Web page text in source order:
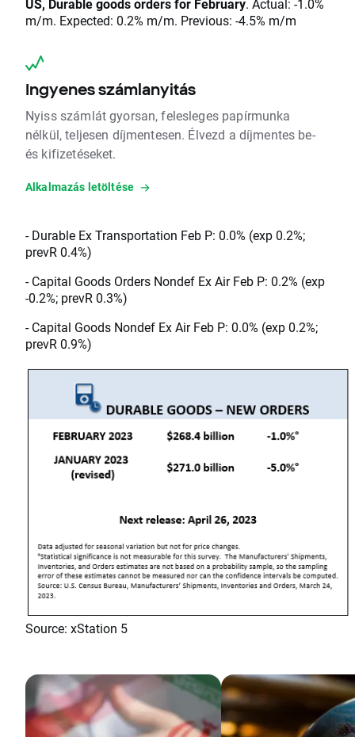
US, Durable goods orders for February. Actual: -1.0%
m/m. Expected: 0.2% m/m. Previous: -4.5% m/m
Ingyenes számlanyitás
Nyiss számlát gyorsan, felesleges papírmunka
nélkül, teljesen díjmentesen. Élvezd a díjmentes be-
és kifizetéseket.
Alkalmazás letöltése
- Durable Ex Transportation Feb P: 0.0% (exp 0.2%;
prevR 0.4%)
- Capital Goods Orders Nondef Ex Air Feb P: 0.2% (exp
-0.2%; prevR 0.3%)
- Capital Goods Nondef Ex Air Feb P: 0.0% (exp 0.2%;
prevR 0.9%)
Source: xStation 5